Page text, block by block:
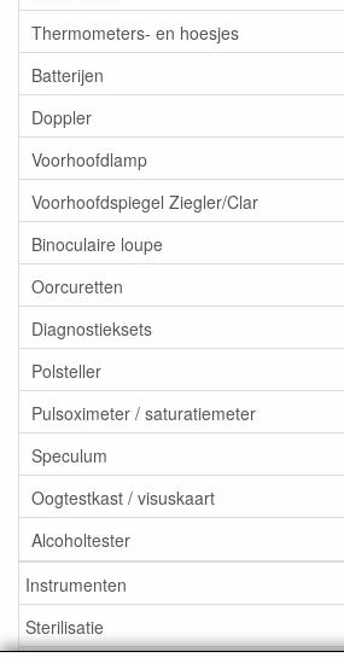
Thermometers- en hoesjes
Batterijen
Doppler
Voorhoofdlamp
Voorhoofdspiegel Ziegler/Clar
Binoculaire loupe
Oorcuretten
Diagnostieksets
Polsteller
Pulsoximeter / saturatiemeter
Speculum
Oogtestkast / visuskaart
Alcoholtester
Instrumenten
Sterilisatie